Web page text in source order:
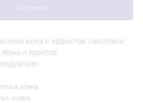
кожа с эффектом светотени
и трактор
кожа
кожа